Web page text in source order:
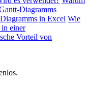
Diagramms
in Excel Wie
in einer
Vorteil von